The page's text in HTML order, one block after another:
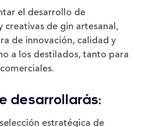
el desarrollo de
creativas de gin artesanal,
de innovación, calidad y
a los destilados, tanto para
desarrollarás:
estratégica de